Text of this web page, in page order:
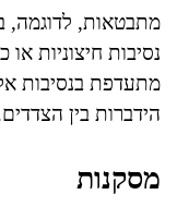
מתבטאות, לדוגמה,
נסיבות חיצוניות
מתעדפת בנסיבות
הידברות בין
מסקנות